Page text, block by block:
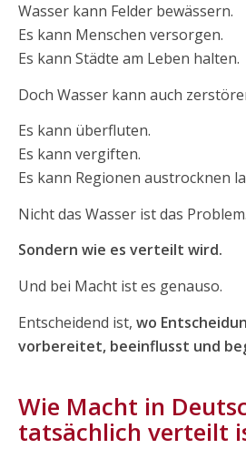
Wasser kann Felder bewässern.
Es kann Menschen versorgen.
Es kann Städte am Leben halten.
Doch Wasser kann auch
Es kann überfluten.
Es kann vergiften.
Es kann Regionen austrocknen
Nicht das Wasser ist das Problem.
Sondern wie es verteilt wird.
Und bei Macht ist es genauso.
Entscheidend ist, wo
vorbereitet, beeinflusst und
Wie Macht in
tatsächlich verteilt